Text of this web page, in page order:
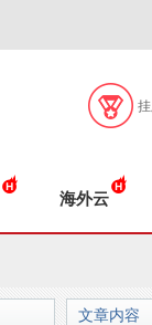
海外云
文章内容